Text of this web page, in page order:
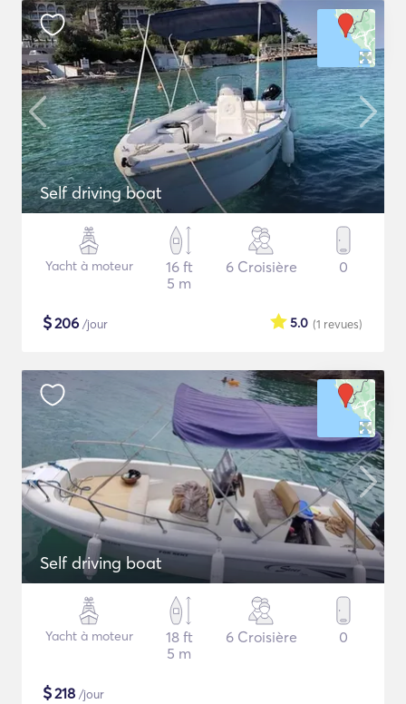
Self driving boat
Yacht à moteur
16 ft
5 m
6 Croisière 0
$206 /jour (1 revues)
5.0
Self driving boat
Yacht à moteur
18 ft
5 m
6 Croisière 0
$218 /jour